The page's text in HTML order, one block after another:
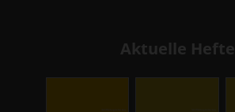
Aktuelle Hefte